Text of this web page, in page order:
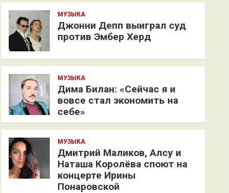
МУЗЫКА
Джонни Депп выиграл суд
против Эмбер Херд
МУЗЫКА
Дима Билан: «Сейчас я и
вовсе стал экономить на
себе»
МУЗЫКА
Дмитрий Маликов, Алсу и
Наташа Королёва споют на
концерте Ирины
Понаровской